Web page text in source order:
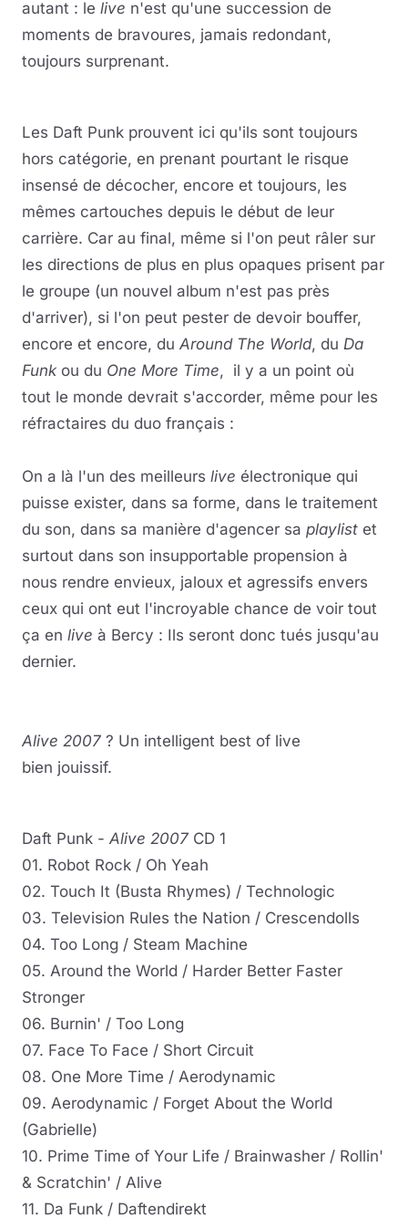
autant : le live n'est qu'une succession de
moments de bravoures, jamais redondant,
toujours surprenant.
Les Daft Punk prouvent ici qu'ils sont toujours
hors catégorie, en prenant pourtant le risque
insensé de décocher, encore et toujours, les
mêmes cartouches depuis le début de leur
carrière. Car au final, même si l'on peut râler sur
les directions de plus en plus opaques prisent par
le groupe (un nouvel album n'est pas près
d'arriver), si l'on peut pester de devoir bouffer,
encore et encore, du Around The World, du Da
Funk ou du One More Time, il y a un point où
tout le monde devrait s'accorder, même pour les
réfractaires du duo français :
On a là l'un des meilleurs live électronique qui
puisse exister, dans sa forme, dans le traitement
du son, dans sa manière d'agencer sa playlist et
surtout dans son insupportable propension à
nous rendre envieux, jaloux et agressifs envers
ceux qui ont eut l'incroyable chance de voir tout
ça en live à Bercy : Ils seront donc tués jusqu'au
dernier.
Alive 2007 ? Un intelligent best of live
bien jouissif.
Daft Punk - Alive 2007 CD 1
01. Robot Rock / Oh Yeah
02. Touch It (Busta Rhymes) / Technologic
03. Television Rules the Nation / Crescendolls
04. Too Long / Steam Machine
05. Around the World / Harder Better Faster
Stronger
06. Burnin' / Too Long
07. Face To Face / Short Circuit
08. One More Time / Aerodynamic
09. Aerodynamic / Forget About the World
(Gabrielle)
10. Prime Time of Your Life / Brainwasher / Rollin'
& Scratchin' / Alive
11. Da Funk / Daftendirekt